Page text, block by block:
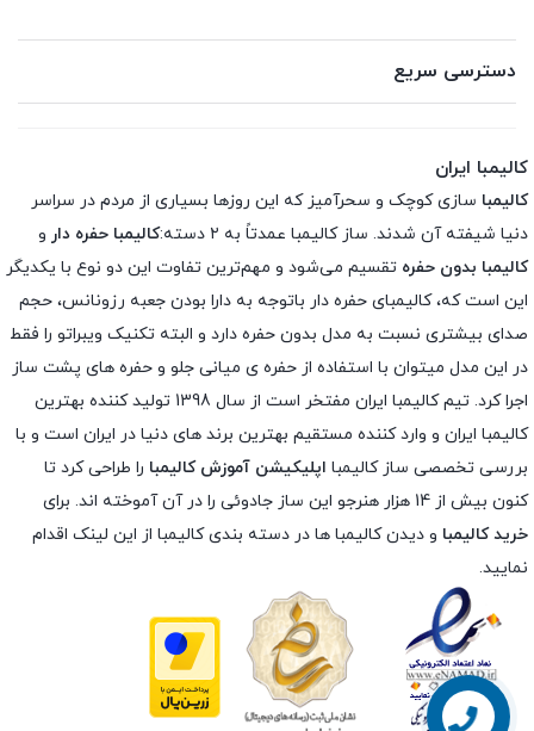
دسترسی سریع
کالیمبا ایران
کالیمبا سازی کوچک و سحرآمیز که این روزها بسیاری از مردم در سراسر
دنیا شیفته آن شدند. ساز کالیمبا عمدتاً به ۲ دسته:
کالیمبا حفره دار و
کالیمبا بدون حفره تقسیم می‌شود و مهم‌ترین تفاوت این دو نوع با یکدیگر
این است که، کالیمبای حفره دار باتوجه به دارا بودن جعبه رزونانس، حجم
صدای بیشتری نسبت به مدل بدون حفره دارد و البته تکنیک ویبراتو را فقط
در این مدل میتوان با استفاده از حفره ی میانی جلو و حفره های پشت ساز
اجرا کرد. تیم کالیمبا ایران مفتخر است از سال 1398 تولید کننده بهترین
کالیمبا ایران و وارد کننده مستقیم بهترین برند های دنیا در ایران است و با
بررسی تخصصی ساز کالیمبا اپلیکیشن آموزش کالیمبا را طراحی کرد تا
کنون بیش از 14 هزار هنرجو این ساز جادوئی را در آن آموخته اند. برای
خرید کالیمبا و دیدن کالیمبا ها در دسته بندی کالیمبا از این لینک اقدام
نمایید.